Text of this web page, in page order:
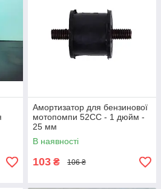
Амортизатор для бензинової
мотопомпи 52СС - 1 дюйм -
25 мм
В наявності
103 ₴ 106 ₴